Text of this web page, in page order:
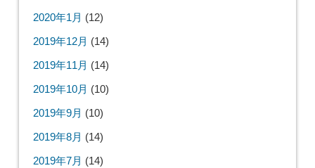
2020年1月 (12)
2019年12月 (14)
2019年11月 (14)
2019年10月 (10)
2019年9月 (10)
2019年8月 (14)
2019年7月 (14)